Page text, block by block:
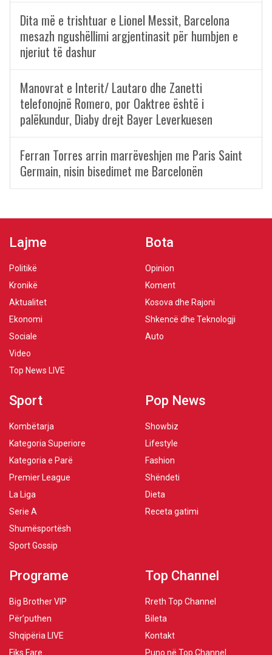
Dita më e trishtuar e Lionel Messit, Barcelona
mesazh ngushëllimi argjentinasit për humbjen e
njeriut të dashur
Manovrat e Interit/ Lautaro dhe Zanetti
telefonojnë Romero, por Oaktree është i
palëkundur, Diaby drejt Bayer Leverkuesen
Ferran Torres arrin marrëveshjen me Paris Saint
Germain, nisin bisedimet me Barcelonën
Lajme
Politikë
Kronikë
Aktualitet
Ekonomi
Sociale
Video
Top News LIVE
Bota
Opinion
Koment
Kosova dhe Rajoni
Shkencë dhe Teknologji
Auto
Sport
Kombëtarja
Kategoria Superiore
Kategoria e Parë
Premier League
La Liga
Serie A
Shumësportësh
Sport Gossip
Pop News
Showbiz
Lifestyle
Fashion
Shëndeti
Dieta
Receta gatimi
Programe
Big Brother VIP
Për’puthen
Shqipëria LIVE
Fiks Fare
Top Channel
Rreth Top Channel
Bileta
Kontakt
Puno në Top Channel